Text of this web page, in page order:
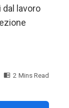
lavoro
2 Mins Read